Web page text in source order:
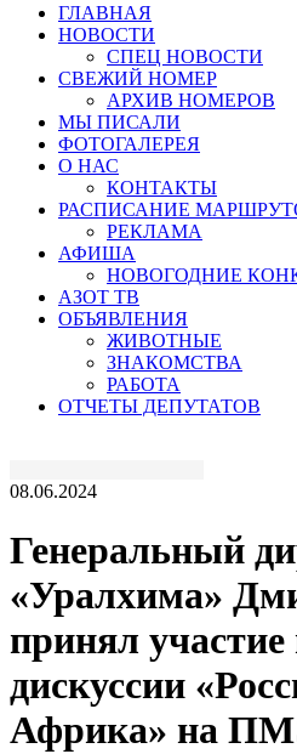
ГЛАВНАЯ
НОВОСТИ
СПЕЦ НОВОСТИ
СВЕЖИЙ НОМЕР
АРХИВ НОМЕРОВ
МЫ ПИСАЛИ
ФОТОГАЛЕРЕЯ
О НАС
КОНТАКТЫ
РАСПИСАНИЕ
РЕКЛАМА
АФИША
НОВОГОДНИЕ
АЗОТ ТВ
ОБЪЯВЛЕНИЯ
ЖИВОТНЫЕ
ЗНАКОМСТВА
РАБОТА
ОТЧЕТЫ ДЕПУТАТОВ
08.06.2024
Генеральный
«Уралхима»
принял
дискуссии
Африка» на